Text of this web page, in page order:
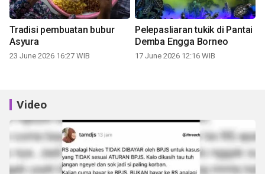
Tradisi pembuatan bubur
Asyura
23 June 2026 16:27 WIB
Pelepasliaran tukik di Pantai
Demba Engga Borneo
17 June 2026 12:16 WIB
Video